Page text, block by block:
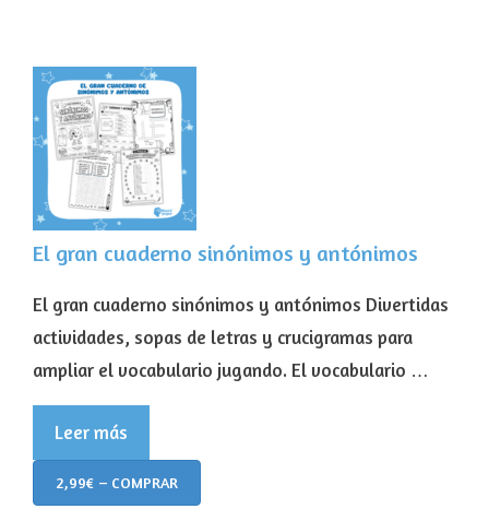
El gran cuaderno sinónimos y antónimos
El gran cuaderno sinónimos y antónimos Divertidas
actividades, sopas de letras y crucigramas para
ampliar el vocabulario jugando. El vocabulario …
Leer más
2,99€ – COMPRAR